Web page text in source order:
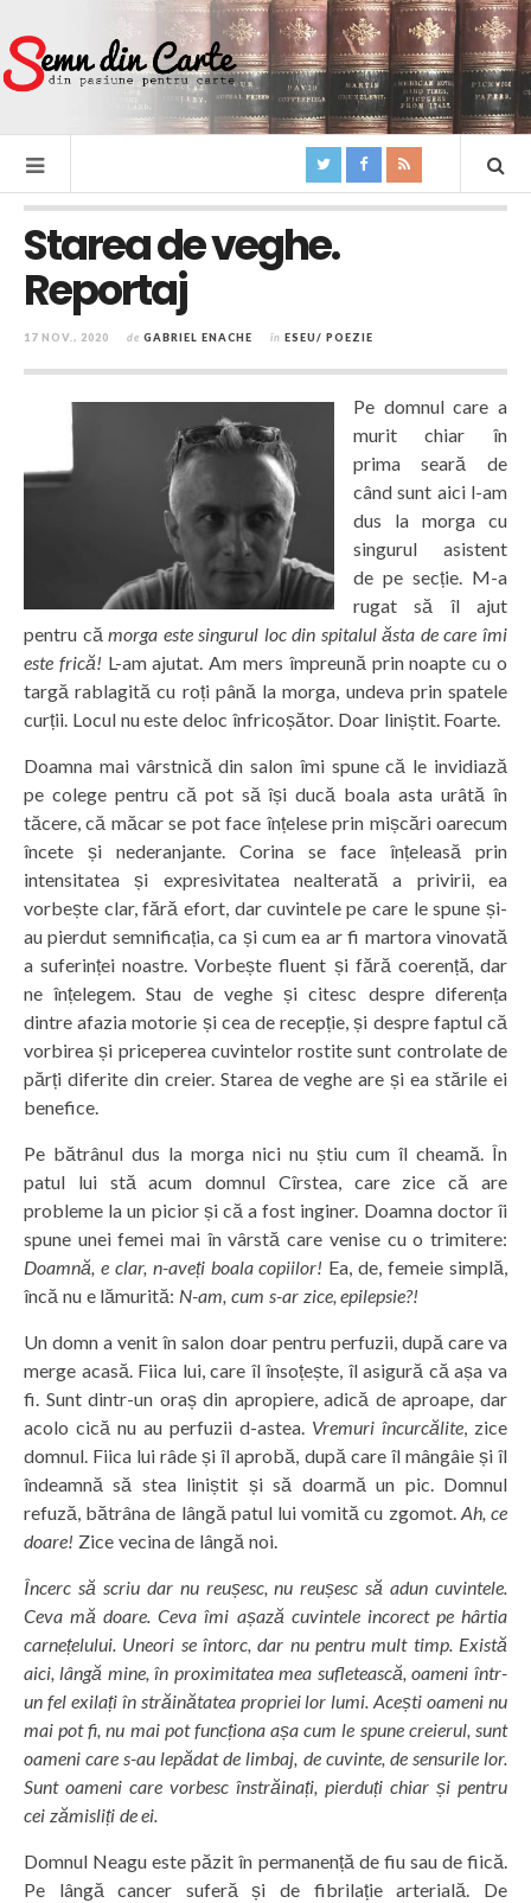
Starea de veghe.
Reportaj
17 NOV., 2020 de GABRIEL ENACHE în ESEU/ POEZIE
Pe domnul care a
murit chiar în
prima seară de
când sunt aici l-am
dus la morga cu
singurul asistent
de pe secție. M-a
rugat să îl ajut
pentru cămorga este singurul loc din spitalul ăsta de care îmi
este frică! L-am ajutat. Am mers împreună prin noapte cu o
targă rablagită cu roți până la morga, undeva prin spatele
curții. Locul nu este deloc înfricoșător. Doar liniștit. Foarte.
Doamna mai vârstnică din salon îmi spune că le invidiază
pe colege pentru că pot să își ducă boala asta urâtă în
tăcere, că măcar se pot face înțelese prin mișcări oarecum
încete și nederanjante. Corina se face înțeleasă prin
intensitatea și expresivitatea nealterată a privirii, ea
vorbește clar, fără efort, dar cuvintele pe care le spune și-
au pierdut semnificația, ca și cum ea ar fi martora vinovată
a suferinței noastre. Vorbește fluent și fără coerență, dar
ne înțelegem. Stau de veghe și citesc despre diferența
dintre afazia motorie și cea de recepție, și despre faptul că
vorbirea și priceperea cuvintelor rostite sunt controlate de
părți diferite din creier. Starea de veghe are și ea stările ei
benefice.
Pe bătrânul dus la morga nici nu știu cum îl cheamă. În
patul lui stă acum domnul Cîrstea, care zice că are
probleme la un picior și că a fost inginer. Doamna doctor îi
spune unei femei mai în vârstă care venise cu o trimitere:
Doamnă, e clar, n-aveți boala copiilor! Ea, de, femeie simplă,
încă nu e lămurită: N-am, cum s-ar zice, epilepsie?!
Un domn a venit în salon doar pentru perfuzii, după care va
merge acasă. Fiica lui, care îl însoțește, îl asigură că așa va
fi. Sunt dintr-un oraș din apropiere, adică de aproape, dar
acolo cică nu au perfuzii d-astea. Vremuri încurcălite, zice
domnul. Fiica lui râde și îl aprobă, după care îl mângâie și îl
îndeamnă să stea liniștit și să doarmă un pic. Domnul
refuză, bătrâna de lângă patul lui vomită cu zgomot. Ah, ce
doare! Zice vecina de lângă noi.
Încerc să scriu dar nu reușesc, nu reușesc să adun cuvintele.
Ceva mă doare. Ceva îmi așază cuvintele incorect pe hârtia
carnețelului. Uneori se întorc, dar nu pentru mult timp. Există
aici, lângă mine, în proximitatea mea sufletească, oameni într-
un fel exilați în străinătatea propriei lor lumi. Acești oameni nu
mai pot fi, nu mai pot funcționa așa cum le spune creierul, sunt
oameni care s-au lepădat de limbaj, de cuvinte, de sensurile lor.
Sunt oameni care vorbesc înstrăinați, pierduți chiar și pentru
cei zămisliți de ei.
Domnul Neagu este păzit în permanență de fiu sau de fiică.
Pe lângă cancer suferă și de fibrilație arterială. De